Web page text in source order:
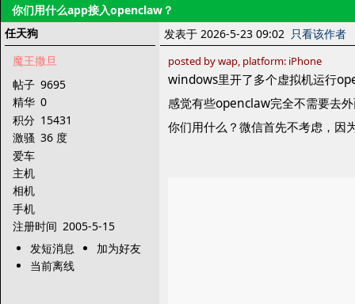
你们用什么app接入openclaw？
任天狗
魔王撒旦
帖子 9695
精华 0
积分 15431
激骚 36 度
爱车
主机
相机
手机
注册时间 2005-5-15
发短消息
加为好友
当前离线
发表于 2026-5-23 09:02 只看该作者
posted by wap, platform: iPhone
windows里开了多个虚拟机运行
感觉有些openclaw完全不需要去
你们用什么？微信首先不考虑，因